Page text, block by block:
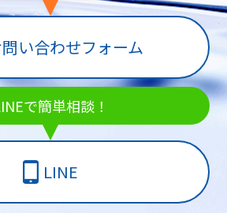
い合わせフォーム
で簡単相談！
LINE